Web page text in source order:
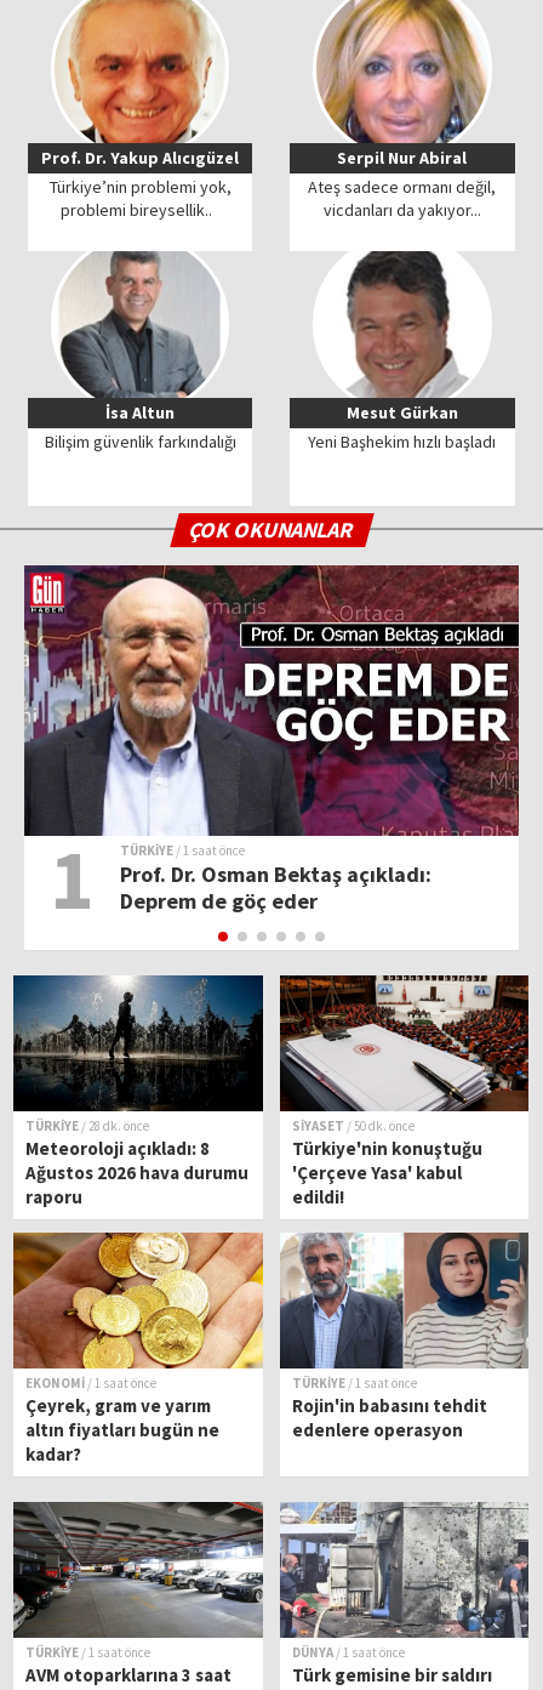
Prof. Dr. Yakup Alıcıgüzel
Türkiye’nin problemi yok,
problemi bireysellik..
Serpil Nur Abiral
Ateş sadece ormanı değil,
vicdanları da yakıyor...
İsa Altun
Bilişim güvenlik farkındalığı
Mesut Gürkan
Yeni Başhekim hızlı başladı
ÇOK OKUNANLAR
1 TÜRKİYE / 1 saat önce
Prof. Dr. Osman Bektaş açıkladı:
Deprem de göç eder
TÜRKİYE / 28 dk. önce
Meteoroloji açıkladı: 8
Ağustos 2026 hava durumu
raporu
SİYASET / 50 dk. önce
Türkiye'nin konuştuğu
'Çerçeve Yasa' kabul
edildi!
EKONOMİ / 1 saat önce
Çeyrek, gram ve yarım
altın fiyatları bugün ne
kadar?
TÜRKİYE / 1 saat önce
Rojin'in babasını tehdit
edenlere operasyon
TÜRKİYE / 1 saat önce
AVM otoparklarına 3 saat
DÜNYA / 1 saat önce
Türk gemisine bir saldırı